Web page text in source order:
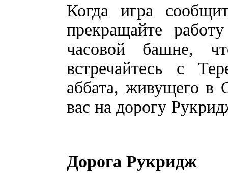
Когда игра
прекращайте
часовой башне,
встречайтесь с
аббата, живущего в
вас на дорогу
Дорога Рукридж